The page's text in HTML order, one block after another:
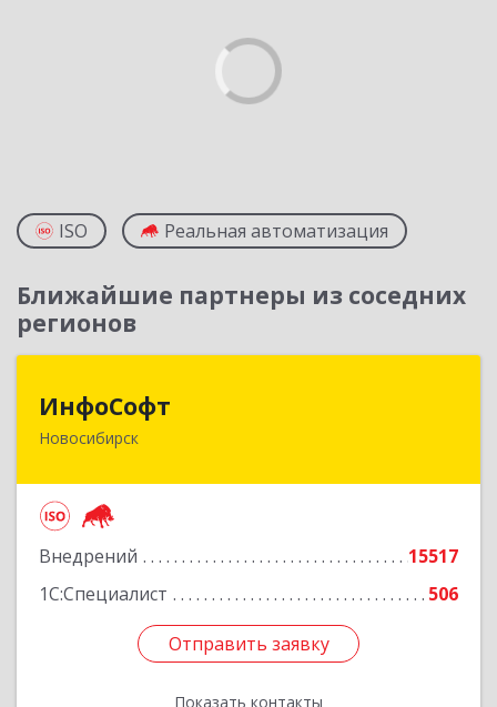
ISO Реальная автоматизация
Ближайшие партнеры из соседних
регионов
ИнфоСофт
Новосибирск
Внедрений
15517
1С:Специалист
506
Отправить заявку
Показать контакты
630091, Новосибирская обл, Новосибирск г,
Отправить заявку
Назад